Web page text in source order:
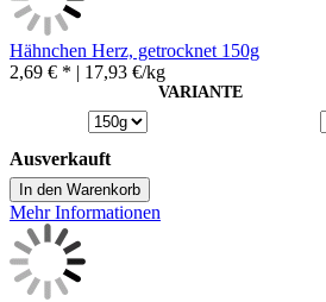
Hähnchen Herz, getrocknet 150g
2,69 € * | 17,93 €/kg
VARIANTE
Ausverkauft
In den Warenkorb
Mehr Informationen